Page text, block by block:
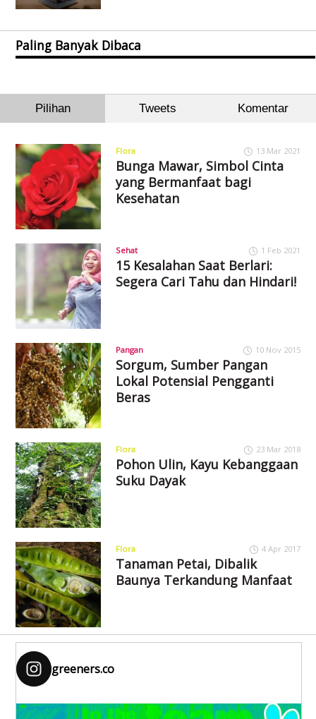
Paling Banyak Dibaca
Pilihan Tweets Komentar
Flora 13 Mar 2021
Bunga Mawar, Simbol Cinta
yang Bermanfaat bagi
Kesehatan
Sehat 1 Feb 2021
15 Kesalahan Saat Berlari:
Segera Cari Tahu dan Hindari!
Pangan 10 Nov 2015
Sorgum, Sumber Pangan
Lokal Potensial Pengganti
Beras
Flora 23 Mar 2018
Pohon Ulin, Kayu Kebanggaan
Suku Dayak
Flora 4 Apr 2017
Tanaman Petai, Dibalik
Baunya Terkandung Manfaat
greeners.co